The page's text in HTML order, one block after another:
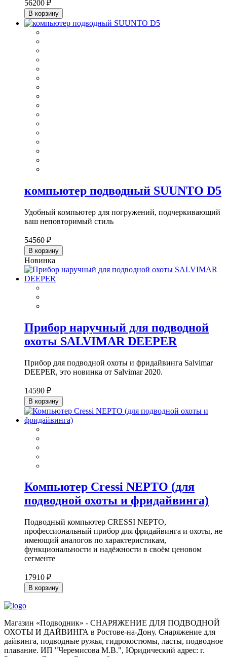
56200 ₽
В корзину
компьютер подводный SUUNTO D5
Удобный компьютер для погружений, подчеркивающий
ваш неповторимый стиль
54560 ₽
В корзину
Новинка
Прибор наручный для подводной
охоты SALVIMAR DEEPER
Прибор для подводной охоты и фридайвинга Salvimar
DEEPER, это новинка от Salvimar 2020.
14590 ₽
В корзину
Компьютер Cressi NEPTO (для
подводной охоты и фридайвинга)
Подводный компьютер CRESSI NEPTO,
профессиональный прибор для фридайвинга и охоты, не
имеющий аналогов по характеристикам,
функциональности и надёжности в своём ценовом
сегменте
17910 ₽
В корзину
Магазин «Подводник» - СНАРЯЖЕНИЕ ДЛЯ ПОДВОДНОЙ
ОХОТЫ И ДАЙВИНГА в Ростове-на-Дону. Снаряжение для
дайвинга, подводные ружья, гидрокостюмы, ласты, подводное
плавание. ИП "Черемисова М.В.", Юридический адрес: г.